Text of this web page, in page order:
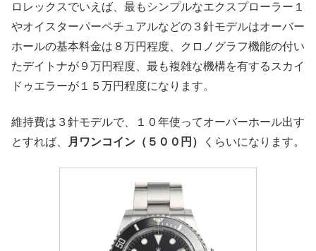
ロレックスでいえば、最もシンプルなエクスプローラー１
やオイスターパーペチュアルなどの３針モデルはオーバー
ホールの基本料金は８万円程度、クロノグラフ機能の付い
たデイトナが９万円程度、最も複雑な機構を有するスカイ
ドゥエラーが１５万円程度になります。
維持費は３針モデルで、１０年使ってオーバーホール出す
とすれば、
月ワンコイン（５００円） くらいになります。